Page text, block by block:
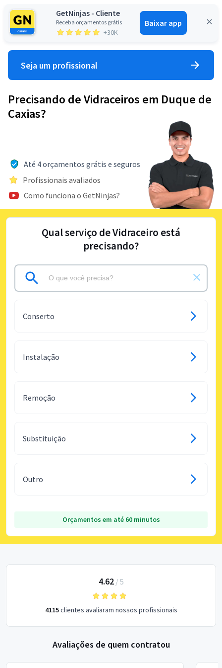
GetNinjas - Cliente
Receba orçamentos grátis
+30K
Baixar app
Entrar
Seja um profissional
Precisando de Vidraceiros em Duque de
Caxias?
Até 4 orçamentos grátis e seguros
Profissionais avaliados
Como funciona o GetNinjas?
Qual serviço de Vidraceiro está
precisando?
Conserto
Instalação
Remoção
Substituição
Outro
Orçamentos em até 60 minutos
4.62/ 5
4115clientes avaliaram nossos profissionais
Avaliações de quem contratou